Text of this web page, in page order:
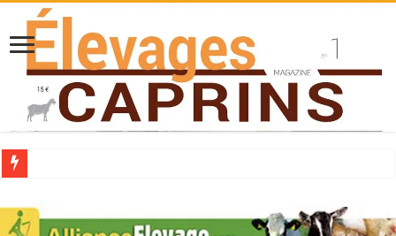
Stress thermique : quelles solutions concrètes pour protéger son troupeau ?